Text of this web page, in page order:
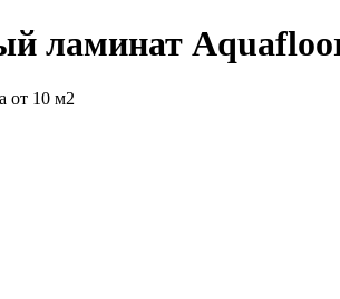
ламинат
от 10 м2